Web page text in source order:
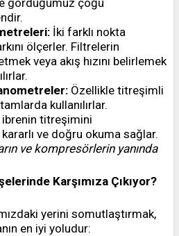
gördüğümüz çoğu
İki farklı nokta
ölçerler. Filtrelerin
veya akış hızını belirlemek
Özellikle titreşimli
kullanılırlar.
titreşimini
ve doğru okuma sağlar.
ve kompresörlerin yanında
Karşımıza Çıkıyor?
yerini somutlaştırmak,
en iyi yoludur: